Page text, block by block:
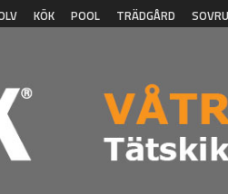
KÖK POOL TRÄDGÅRD